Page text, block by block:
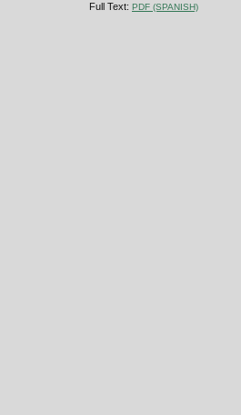
Full Text: PDF (SPANISH)